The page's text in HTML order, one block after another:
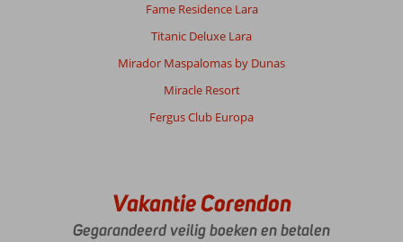
Fame Residence Lara
Titanic Deluxe Lara
Mirador Maspalomas by Dunas
Miracle Resort
Fergus Club Europa
Vakantie Corendon
Gegarandeerd veilig boeken en betalen